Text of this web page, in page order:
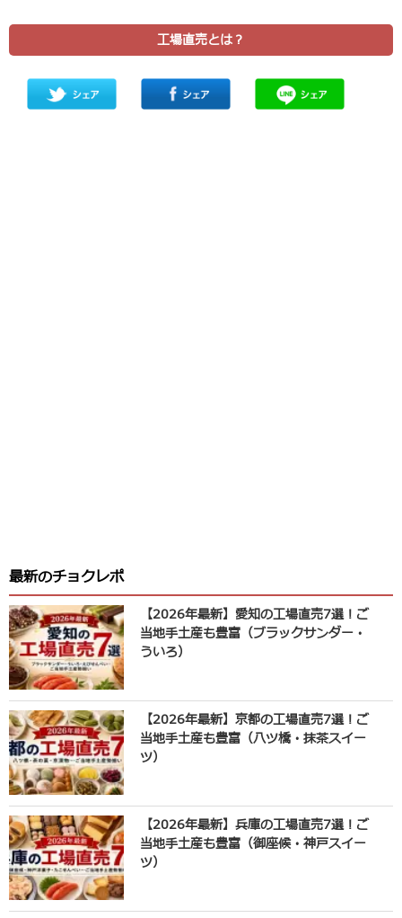
工場直売とは？
最新のチョクレポ
【2026年最新】愛知の工場直売7選！ご
当地手土産も豊富（ブラックサンダー・
ういろ）
【2026年最新】京都の工場直売7選！ご
当地手土産も豊富（八ツ橋・抹茶スイー
ツ）
【2026年最新】兵庫の工場直売7選！ご
当地手土産も豊富（御座候・神戸スイー
ツ）